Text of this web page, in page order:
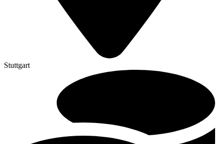
Stuttgart